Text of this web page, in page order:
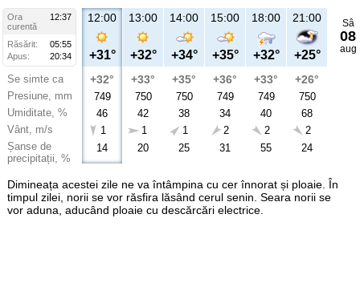
Ora
12:37
curentă
Răsărit:
05:55
Apus:
20:34
Se simte ca
Presiune, mm
Umiditate, %
Vânt, m/s
Șanse de
precipitații, %
12:00
+31°
+32°
749
46
1
14
13:00
+32°
+33°
750
42
1
20
14:00
+34°
+35°
750
38
1
25
15:00
+35°
+36°
749
34
2
31
18:00
+32°
+33°
749
40
2
55
21:00
+25°
+26°
750
68
2
24
Sâ
08
aug
Dimineața acestei zile ne va întâmpina cu cer înnorat și ploaie. În
timpul zilei, norii se vor răsfira lăsând cerul senin. Seara norii se
vor aduna, aducând ploaie cu descărcări electrice.